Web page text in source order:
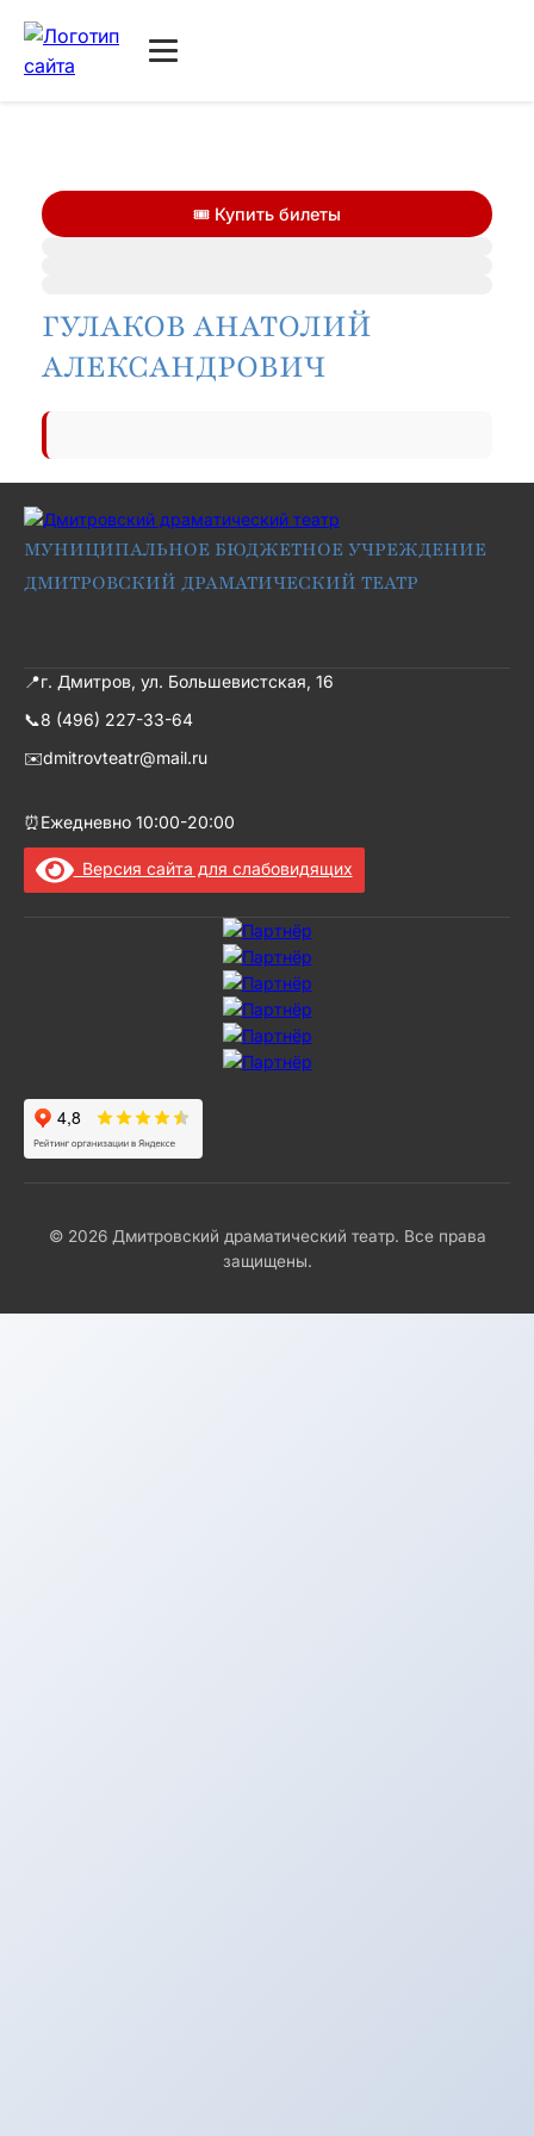
🎟️ Купить билеты
ГУЛАКОВ АНАТОЛИЙ
АЛЕКСАНДРОВИЧ
МУНИЦИПАЛЬНОЕ БЮДЖЕТНОЕ УЧРЕЖДЕНИЕ
ДМИТРОВСКИЙ ДРАМАТИЧЕСКИЙ ТЕАТР
📍г. Дмитров, ул. Большевистская, 16
📞8 (496) 227-33-64
✉️dmitrovteatr@mail.ru
⏰Ежедневно 10:00-20:00
Версия сайта для слабовидящих
© 2026 Дмитровский драматический театр. Все права
защищены.